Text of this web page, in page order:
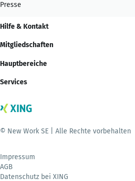
Presse
Hilfe & Kontakt
Mitgliedschaften
Hauptbereiche
Services
© New Work SE | Alle Rechte vorbehalten
Impressum
AGB
Datenschutz bei XING